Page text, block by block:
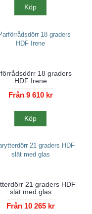
Köp
18 graders
HDF Irene
Från 9 610 kr
Köp
21 graders HDF
slät med glas
Från 10 265 kr